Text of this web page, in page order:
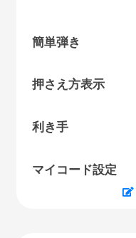
簡単弾き
押さえ方表示
利き手
マイコード設定